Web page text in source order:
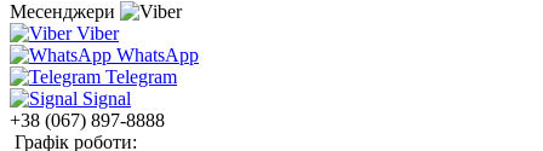
Месенджери
Viber
WhatsApp
Telegram
Signal
+38 (067) 897-8888
Графік роботи: